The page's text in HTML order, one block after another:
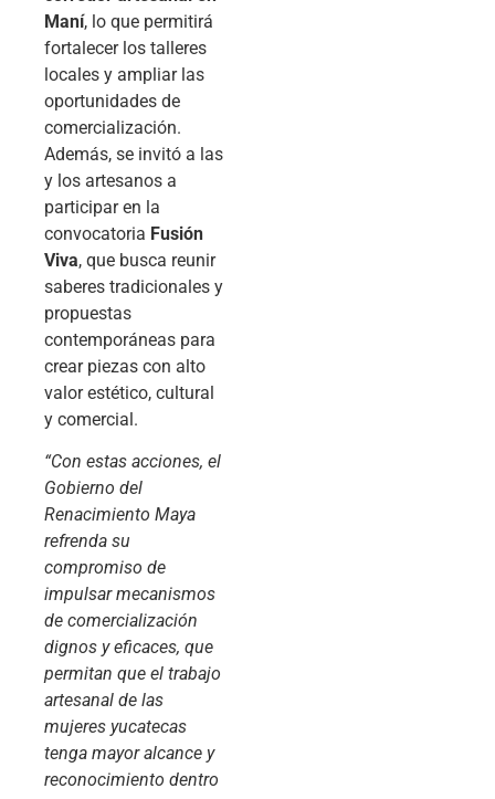
Maní, lo que permitirá
fortalecer los talleres
locales y ampliar las
oportunidades de
comercialización.
Además, se invitó a las
y los artesanos a
participar en la
convocatoria Fusión
Viva, que busca reunir
saberes tradicionales y
propuestas
contemporáneas para
crear piezas con alto
valor estético, cultural
y comercial.
“Con estas acciones, el
Gobierno del
Renacimiento Maya
refrenda su
compromiso de
impulsar mecanismos
de comercialización
dignos y eficaces, que
permitan que el trabajo
artesanal de las
mujeres yucatecas
tenga mayor alcance y
reconocimiento dentro